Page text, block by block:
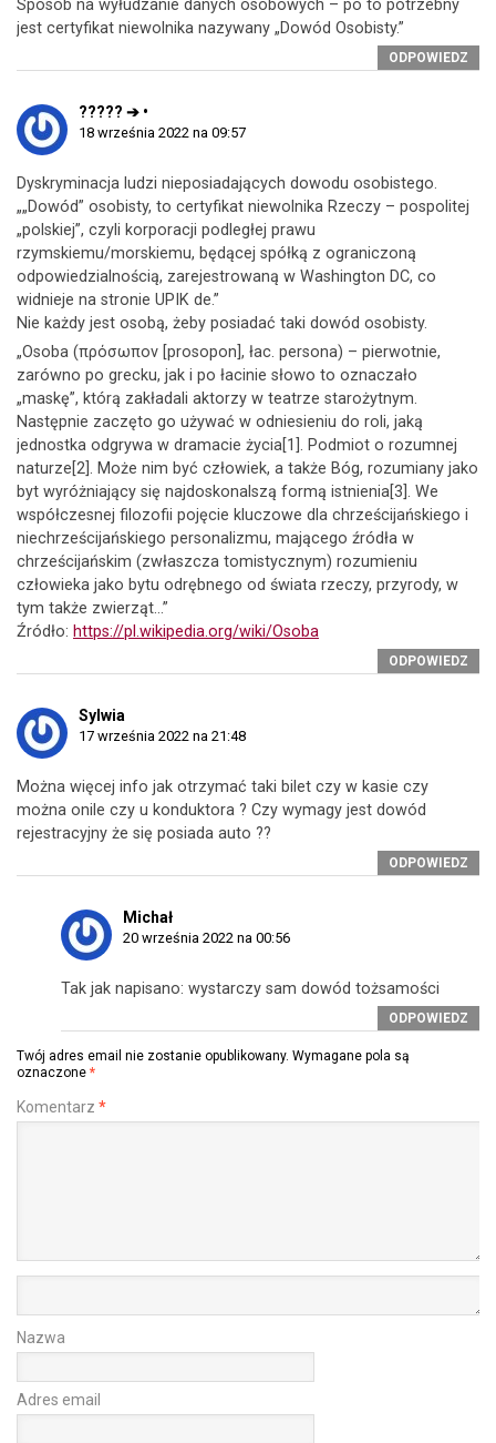
Sposób na wyłudzanie danych osobowych – po to potrzebny
jest certyfikat niewolnika nazywany „Dowód Osobisty.”
ODPOWIEDZ
????? ➔ •
18 września 2022 na 09:57
Dyskryminacja ludzi nieposiadających dowodu osobistego.
„„Dowód” osobisty, to certyfikat niewolnika Rzeczy – pospolitej
„polskiej”, czyli korporacji podległej prawu
rzymskiemu/morskiemu, będącej spółką z ograniczoną
odpowiedzialnością, zarejestrowaną w Washington DC, co
widnieje na stronie UPIK de.”
Nie każdy jest osobą, żeby posiadać taki dowód osobisty.
„Osoba (πρόσωπον [prosopon], łac. persona) – pierwotnie,
zarówno po grecku, jak i po łacinie słowo to oznaczało
„maskę”, którą zakładali aktorzy w teatrze starożytnym.
Następnie zaczęto go używać w odniesieniu do roli, jaką
jednostka odgrywa w dramacie życia[1]. Podmiot o rozumnej
naturze[2]. Może nim być człowiek, a także Bóg, rozumiany jako
byt wyróżniający się najdoskonalszą formą istnienia[3]. We
współczesnej filozofii pojęcie kluczowe dla chrześcijańskiego i
niechrześcijańskiego personalizmu, mającego źródła w
chrześcijańskim (zwłaszcza tomistycznym) rozumieniu
człowieka jako bytu odrębnego od świata rzeczy, przyrody, w
tym także zwierząt…”
Źródło: https://pl.wikipedia.org/wiki/Osoba
ODPOWIEDZ
Sylwia
17 września 2022 na 21:48
Można więcej info jak otrzymać taki bilet czy w kasie czy
można onile czy u konduktora ? Czy wymagy jest dowód
rejestracyjny że się posiada auto ??
ODPOWIEDZ
Michał
20 września 2022 na 00:56
Tak jak napisano: wystarczy sam dowód tożsamości
ODPOWIEDZ
Twój adres email nie zostanie opublikowany. Wymagane pola są
oznaczone *
Komentarz *
Nazwa
Adres email